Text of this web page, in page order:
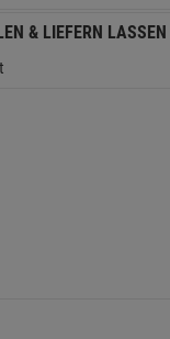
& LIEFERN LASSEN